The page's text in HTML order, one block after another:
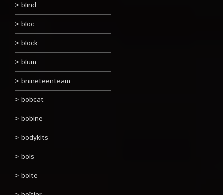
blind
bloc
block
blum
bnineteenteam
bobcat
bobine
bodykits
bois
boite